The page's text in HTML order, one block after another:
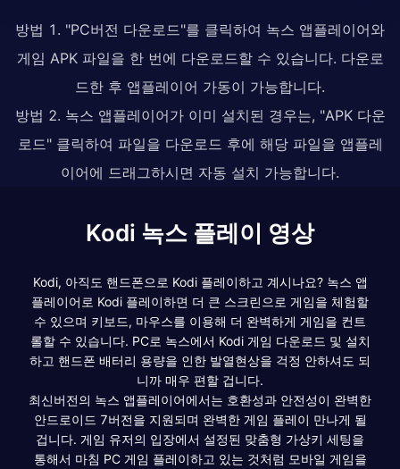
방법 1. "PC버전 다운로드"를 클릭하여 녹스 앱플레이어와
게임 APK 파일을 한 번에 다운로드할 수 있습니다. 다운로
드한 후 앱플레이어 가동이 가능합니다.
방법 2. 녹스 앱플레이어가 이미 설치된 경우는, "APK 다운
로드" 클릭하여 파일을 다운로드 후에 해당 파일을 앱플레
이어에 드래그하시면 자동 설치 가능합니다.
Kodi 녹스 플레이 영상
Kodi, 아직도 핸드폰으로 Kodi 플레이하고 계시나요? 녹스 앱
플레이어로 Kodi 플레이하면 더 큰 스크린으로 게임을 체험할
수 있으며 키보드, 마우스를 이용해 더 완벽하게 게임을 컨트
롤할 수 있습니다. PC로 녹스에서 Kodi 게임 다운로드 및 설치
하고 핸드폰 배터리 용량을 인한 발열현상을 걱정 안하셔도 되
니까 매우 편할 겁니다.
최신버전의 녹스 앱플레이어에서는 호환성과 안전성이 완벽한
안드로이드 7버전을 지원되며 완벽한 게임 플레이 만나게 될
겁니다. 게임 유저의 입장에서 설정된 맞춤형 가상키 세팅을
통해서 마침 PC 게임 플레이하고 있는 것처럼 모바일 게임을